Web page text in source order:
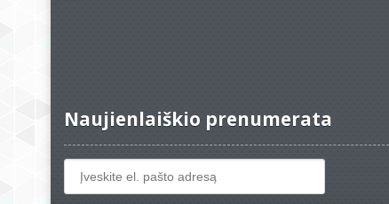
Naujienlaiškio prenumerata